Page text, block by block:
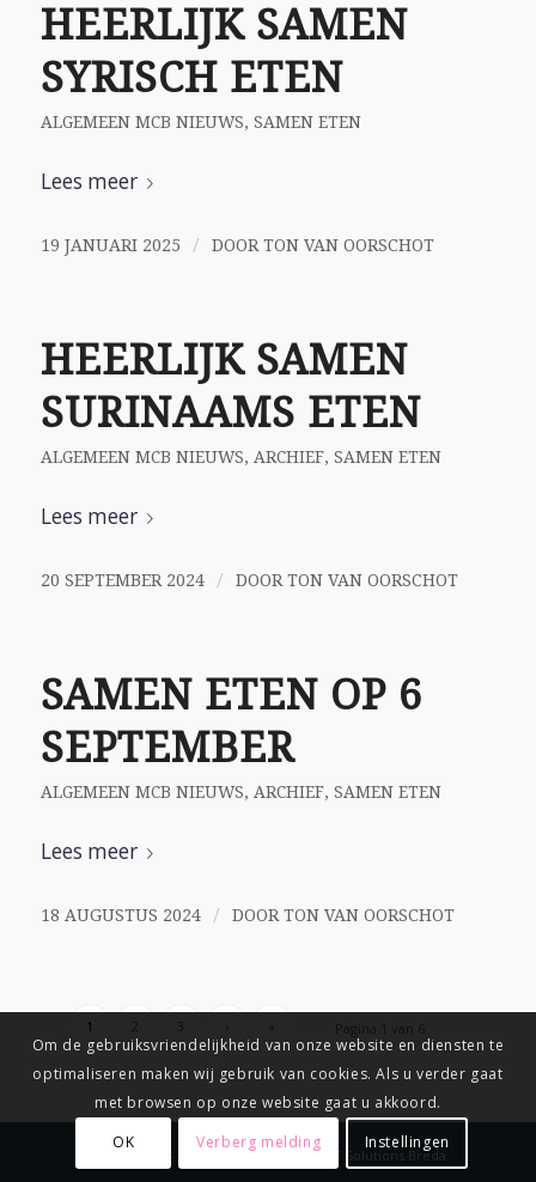
HEERLIJK SAMEN
SYRISCH ETEN
ALGEMEEN MCB NIEUWS, SAMEN ETEN
Lees meer
19 JANUARI 2025 / DOOR TON VAN OORSCHOT
HEERLIJK SAMEN
SURINAAMS ETEN
ALGEMEEN MCB NIEUWS, ARCHIEF, SAMEN ETEN
Lees meer
20 SEPTEMBER 2024 / DOOR TON VAN OORSCHOT
SAMEN ETEN OP 6
SEPTEMBER
ALGEMEEN MCB NIEUWS, ARCHIEF, SAMEN ETEN
Lees meer
18 AUGUSTUS 2024 / DOOR TON VAN OORSCHOT
1
Connix.nl Webdesign & IT Solutions Breda
Om de gebruiksvriendelijkheid van onze website en diensten te
optimaliseren maken wij gebruik van cookies. Als u verder gaat
met browsen op onze website gaat u akkoord.
OK
Verberg melding Instellingen